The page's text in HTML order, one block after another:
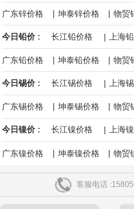
今年以来，国内钽价跳涨，涨幅接
广东锌价格 | 坤泰锌价格 | 物贸
今日铅价 : 长江铅价格 | 上海
广东铅价格 坤泰铅价格 物贸
今日锡价 : 长江锡价格 | 上海
广东锡价格 坤泰锡价格 物贸
今日镍价 : 长江镍价格 | 上海
广东镍价格 | 坤泰镍价格 | 物贸
客服电话